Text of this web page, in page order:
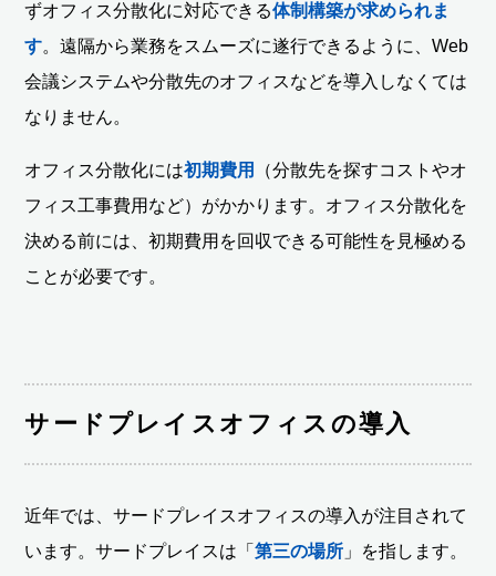
ずオフィス分散化に対応できる体制構築が求められま
す。遠隔から業務をスムーズに遂行できるように、Web
会議システムや分散先のオフィスなどを導入しなくては
なりません。
オフィス分散化には初期費用
（分散先を探すコストやオ
フィス工事費用など）がかかります。オフィス分散化を
決める前には、初期費用を回収できる可能性を見極める
ことが必要です。
サードプレイスオフィスの導入
近年では、サードプレイスオフィスの導入が注目されて
います。サードプレイスは「第三の場所 」を指します。